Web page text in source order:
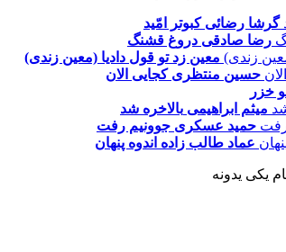
گرشا رضائیکبوتر امّید
رضا صادقی دروغ قشنگ
معین زدتو قول دادیا (معین زندی)
حسین منتظریکجایی الان
خزر
میثم ابراهیمی بالاخره شد
حمید عسکری جوونیم رفت
عماد طالب زاده اندوه پنهان
یکی یدونه